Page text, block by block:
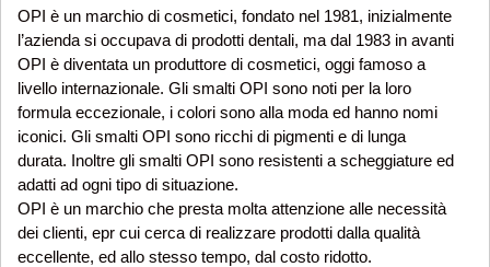
OPI è un marchio di cosmetici, fondato nel 1981, inizialmente
l’azienda si occupava di prodotti dentali, ma dal 1983 in avanti
OPI è diventata un produttore di cosmetici, oggi famoso a
livello internazionale. Gli smalti OPI sono noti per la loro
formula eccezionale, i colori sono alla moda ed hanno nomi
iconici. Gli smalti OPI sono ricchi di pigmenti e di lunga
durata. Inoltre gli smalti OPI sono resistenti a scheggiature ed
adatti ad ogni tipo di situazione.
OPI è un marchio che presta molta attenzione alle necessità
dei clienti, epr cui cerca di realizzare prodotti dalla qualità
eccellente, ed allo stesso tempo, dal costo ridotto.